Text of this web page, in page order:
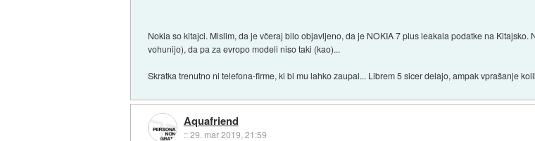
Nokia so kitajci. Mislim, da je včeraj bilo objavljeno, da je NOKIA 7 plus leakala podatke na
vohunijo), da pa za evropo modeli niso taki (kao)...
Skratka trenutno ni telefona-firme, ki bi mu lahko zaupal... Librem 5 sicer delajo, ampak vprašanje
Aquafriend
::29. mar 2019, 21:59